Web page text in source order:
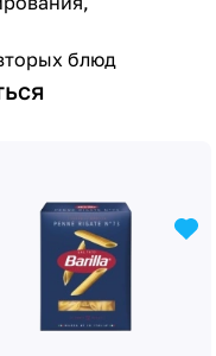
блюд